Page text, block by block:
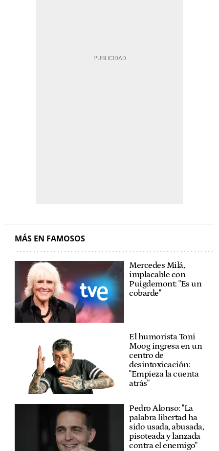
MÁS EN FAMOSOS
Mercedes Milá,
implacable con
Puigdemont: "Es un
cobarde"
El humorista Toni
Moog ingresa en un
centro de
desintoxicación:
"Empieza la cuenta
atrás"
Pedro Alonso: "La
palabra libertad ha
sido usada, abusada,
pisoteada y lanzada
contra el enemigo"